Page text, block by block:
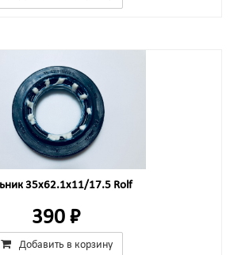
35x62.1x11/17.5 Rolf
390 ₽
Добавить в корзину